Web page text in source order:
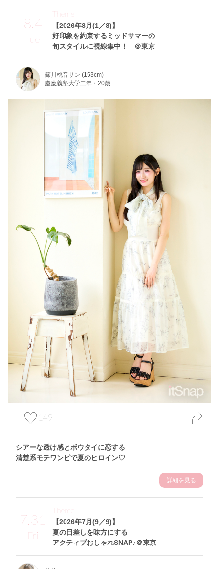
8.4
Tue
【2026年8月(1／8)】
好印象を約束するミッドサマーの
旬スタイルに視線集中！ ＠東京
Theme
篠川桃音サン (153cm)
慶應義塾大学二年・20歳
149
シアーな透け感とボウタイに恋する
清楚系モテワンピで夏のヒロイン♡
詳細を見る
7.31
Fri
【2026年7月(9／9)】
夏の日差しを味方にする
アクティブおしゃれSNAP♪＠東京
Theme